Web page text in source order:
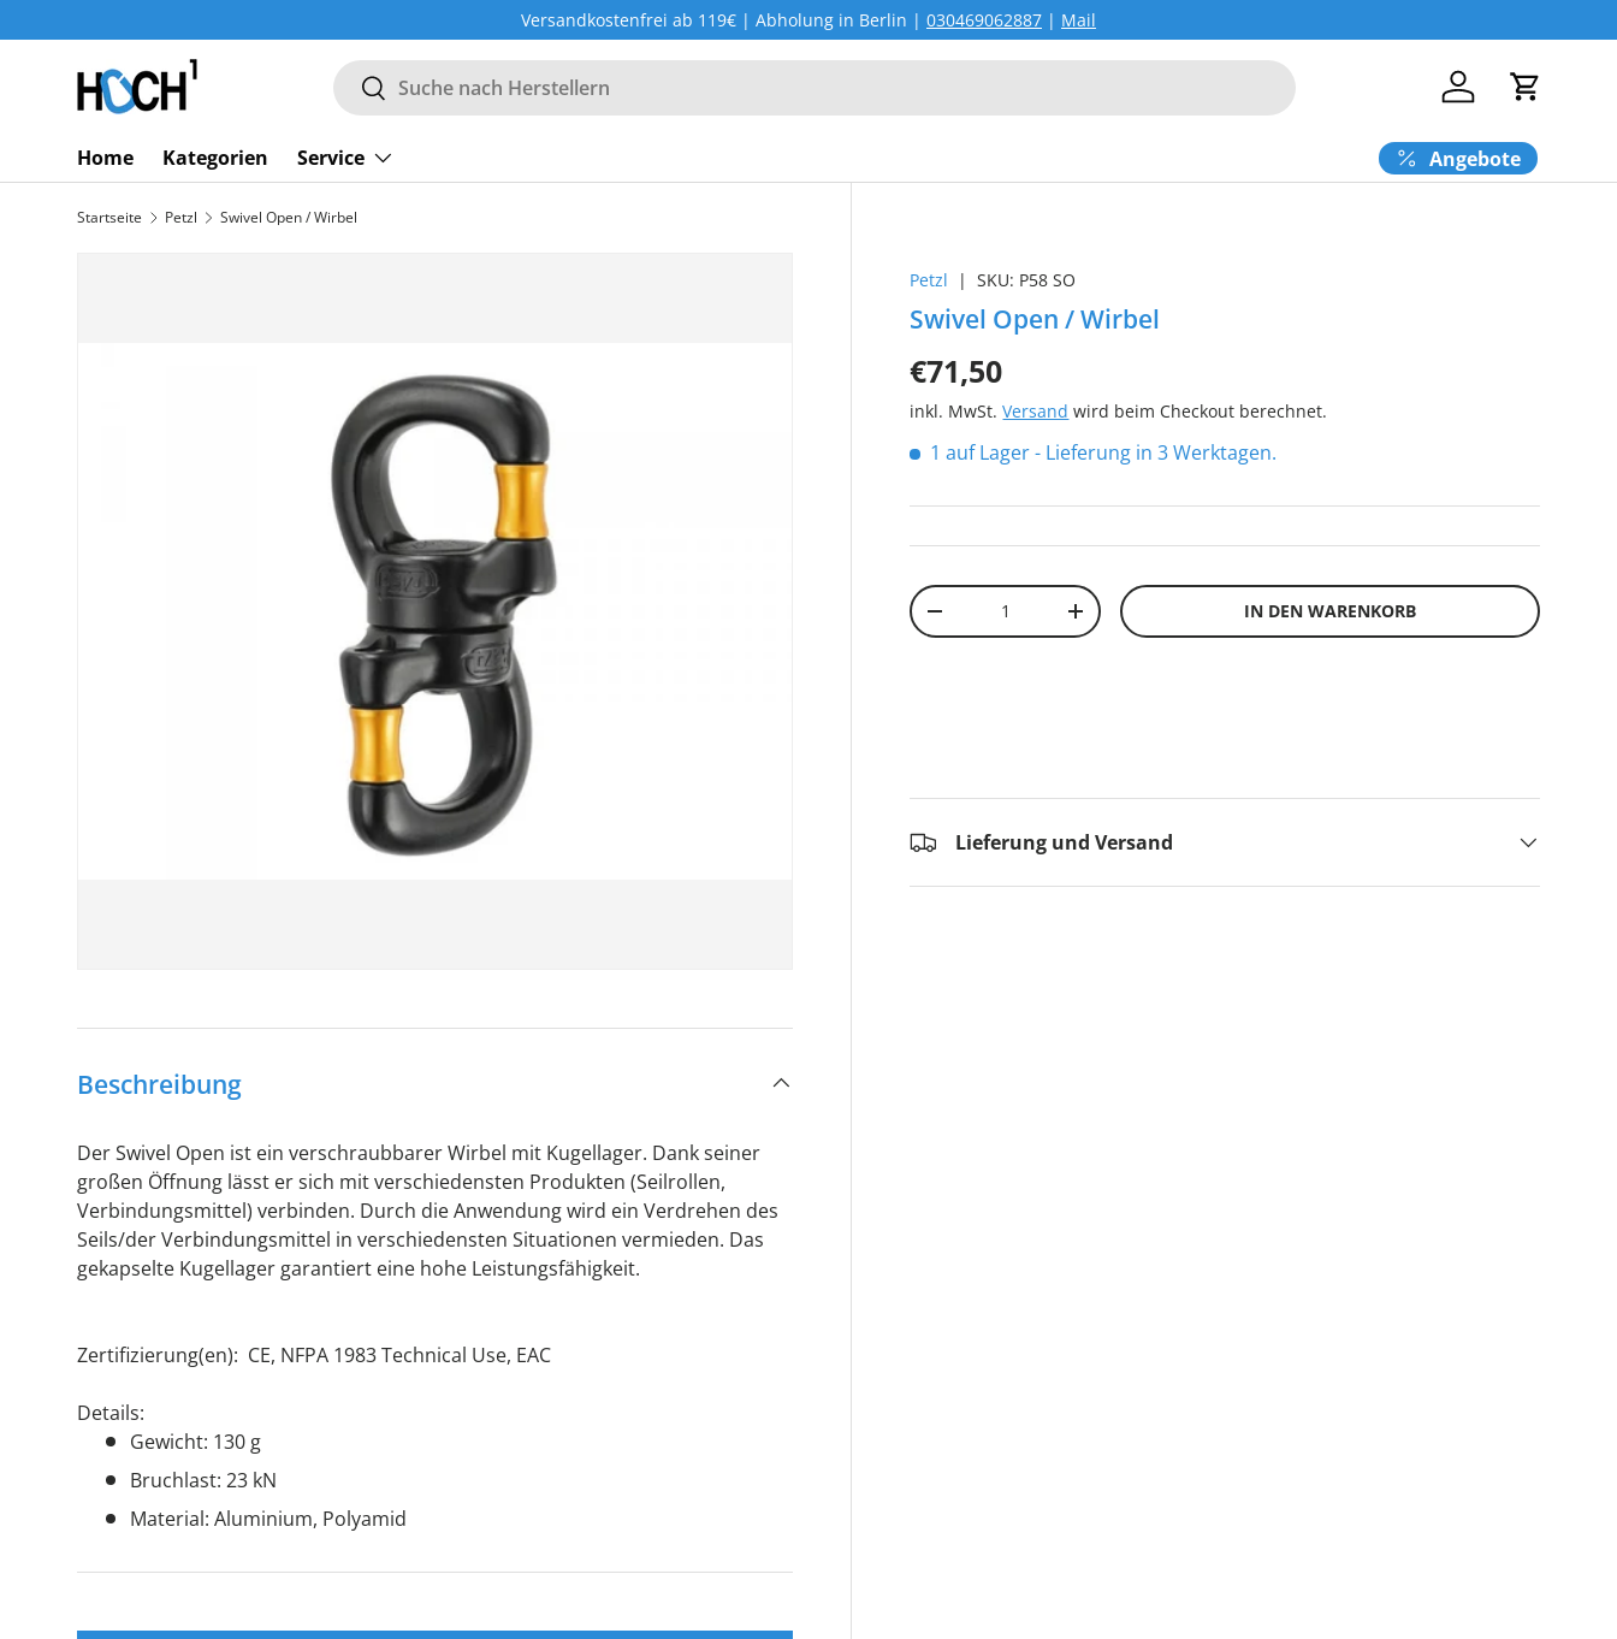
DIREKT ZUM INHALT
Versandkostenfrei ab 119€ | Abholung in Berlin | 030469062887 | Mail
Suchen
Suchen Einloggen
Home Kategorien Service Angebote
Startseite Petzl Swivel Open / Wirbel
Petzl |SKU: P58 SO
Swivel Open / Wirbel
€71,50
inkl. MwSt.Versand wird beim Checkout berechnet.
1 auf Lager - Lieferung in 3 Werktagen.
Anzahl
-
+ IN DEN WARENKORB
Lieferung und Versand
Beschreibung
Der Swivel Open ist ein verschraubbarer Wirbel mit Kugellager. Dank seiner
großen Öffnung lässt er sich mit verschiedensten Produkten (Seilrollen,
Verbindungsmittel) verbinden. Durch die Anwendung wird ein Verdrehen des
Seils/der Verbindungsmittel in verschiedensten Situationen vermieden. Das
gekapselte Kugellager garantiert eine hohe Leistungsfähigkeit.
Zertifizierung(en): CE, NFPA 1983 Technical Use, EAC
Details:
Gewicht: 130 g
Bruchlast: 23 kN
Material: Aluminium, Polyamid